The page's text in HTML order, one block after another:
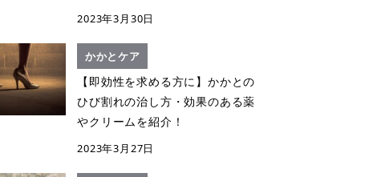
2023年3月30日
かかとケア
【即効性を求める方に】かかとの
ひび割れの治し方・効果のある薬
やクリームを紹介！
2023年3月27日